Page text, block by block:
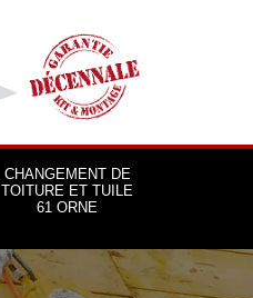
CHANGEMENT DE
TOITURE ET TUILE
61 ORNE